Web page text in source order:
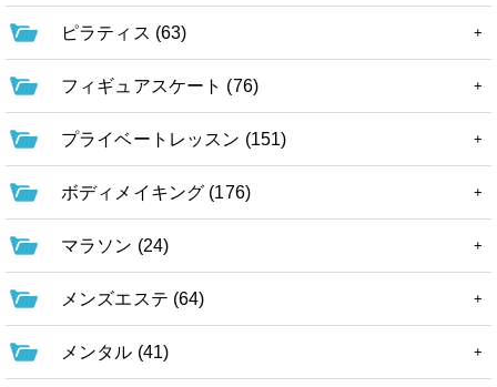
ピラティス (63)
フィギュアスケート (76)
プライベートレッスン (151)
ボディメイキング (176)
マラソン (24)
メンズエステ (64)
メンタル (41)